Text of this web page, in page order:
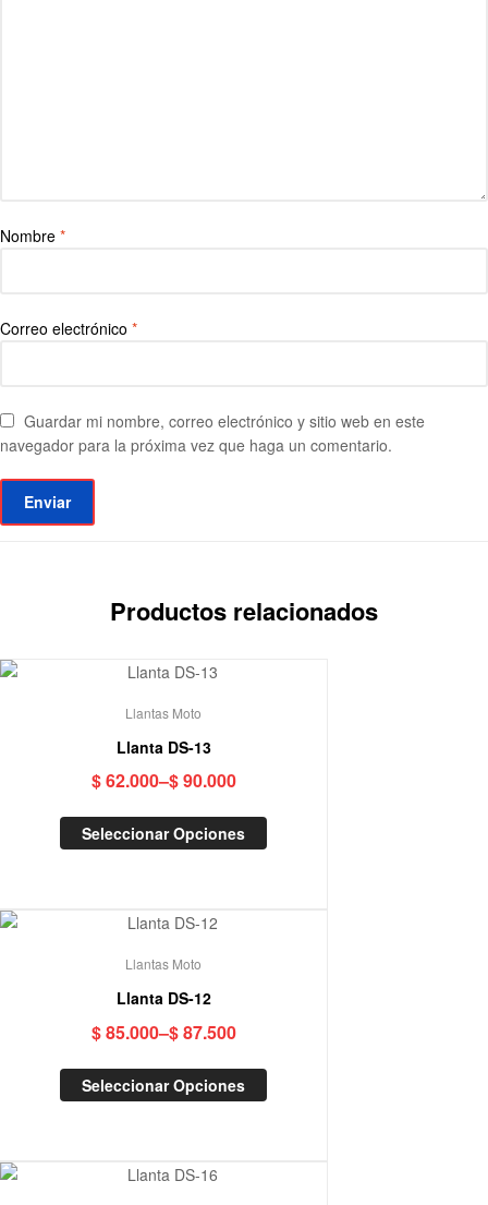
Nombre *
Correo electrónico *
Guardar mi nombre, correo electrónico y sitio web en este
navegador para la próxima vez que haga un comentario.
Productos relacionados
Llantas Moto
Llanta DS-13
$62.000–$90.000
Seleccionar Opciones
Llantas Moto
Llanta DS-12
$85.000–$87.500
Seleccionar Opciones